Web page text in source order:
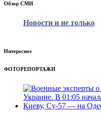
Обзор СМИ
Новости и не только
Интересное
ФОТОРЕПОРТАЖИ